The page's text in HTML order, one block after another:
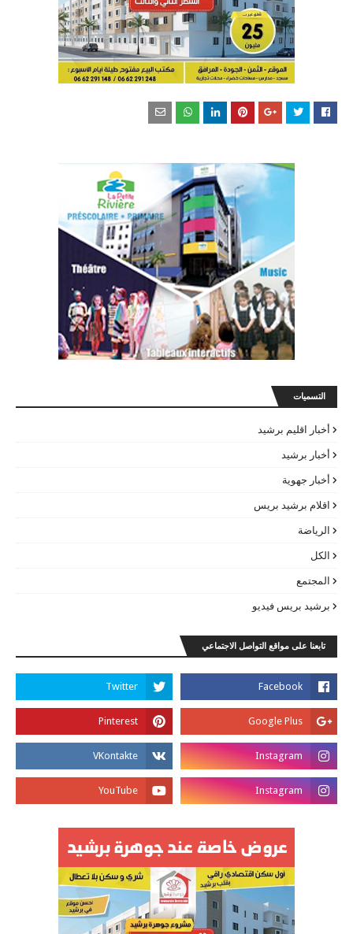
التسميات
أخبار اقليم برشيد
أخبار برشيد
أخبار جهوية
اقلام برشيد بريس
الرياضة
الكل
المجتمع
برشيد بريس فيديو
تابعنا على مواقع التواصل الاجتماعي